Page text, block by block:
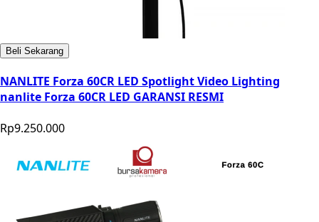
Beli Sekarang
NANLITE Forza 60CR LED Spotlight Video Lighting
nanlite Forza 60CR LED GARANSI RESMI
Rp9.250.000